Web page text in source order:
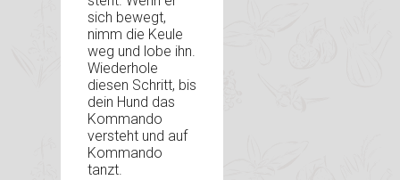
sich bewegt,
nimm die Keule
weg und lobe ihn.
Wiederhole
diesen Schritt, bis
dein Hund das
Kommando
versteht und auf
Kommando
tanzt.